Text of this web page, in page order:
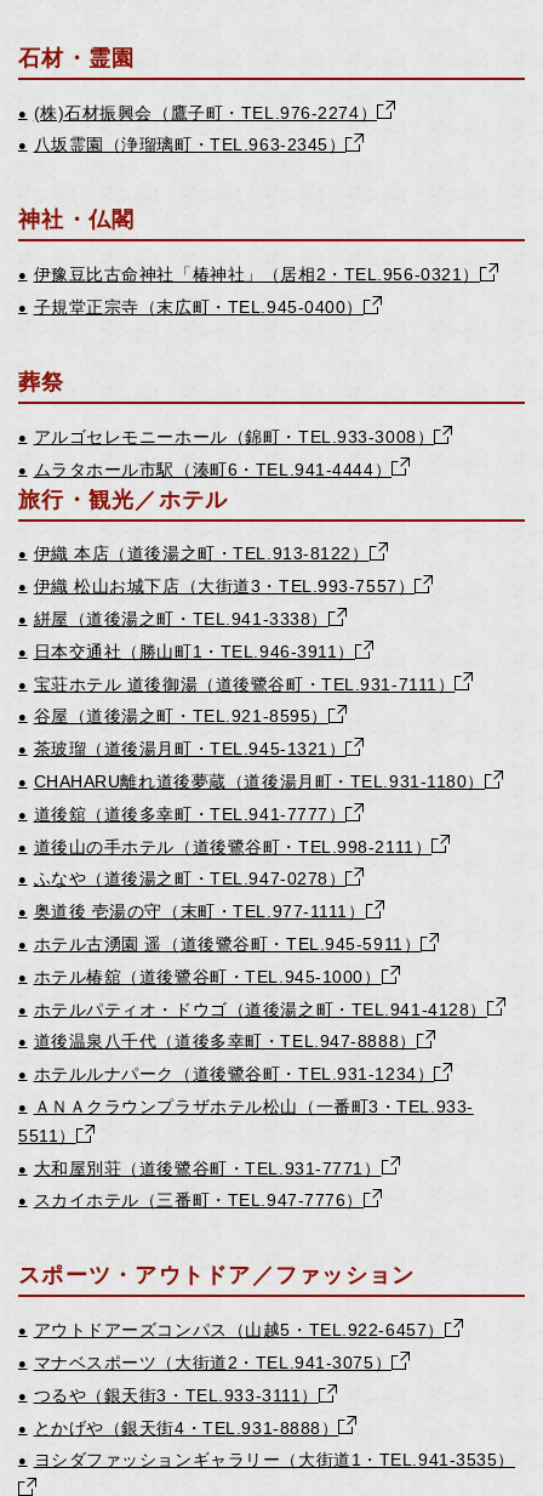
石材・霊園
● (株)石材振興会（鷹子町・TEL.976-2274）
● 八坂霊園（浄瑠璃町・TEL.963-2345）
神社・仏閣
● 伊豫豆比古命神社「椿神社」（居相2・TEL.956-0321）
● 子規堂正宗寺（末広町・TEL.945-0400）
葬祭
● アルゴセレモニーホール（錦町・TEL.933-3008）
● ムラタホール市駅（湊町6・TEL.941-4444）
旅行・観光／ホテル
● 伊織 本店（道後湯之町・TEL.913-8122）
● 伊織 松山お城下店（大街道3・TEL.993-7557）
● 絣屋（道後湯之町・TEL.941-3338）
● 日本交通社（勝山町1・TEL.946-3911）
● 宝荘ホテル 道後御湯（道後鷺谷町・TEL.931-7111）
● 谷屋（道後湯之町・TEL.921-8595）
● 茶玻瑠（道後湯月町・TEL.945-1321）
● CHAHARU離れ道後夢蔵（道後湯月町・TEL.931-1180）
● 道後舘（道後多幸町・TEL.941-7777）
● 道後山の手ホテル（道後鷺谷町・TEL.998-2111）
● ふなや（道後湯之町・TEL.947-0278）
● 奥道後 壱湯の守（末町・TEL.977-1111）
● ホテル古湧園 遥（道後鷺谷町・TEL.945-5911）
● ホテル椿舘（道後鷺谷町・TEL.945-1000）
● ホテルパティオ・ドウゴ（道後湯之町・TEL.941-4128）
● 道後温泉八千代（道後多幸町・TEL.947-8888）
● ホテルルナパーク（道後鷺谷町・TEL.931-1234）
●
ＡＮＡクラウンプラザホテル松山（一番町3・TEL.933-
5511）
● 大和屋別荘（道後鷺谷町・TEL.931-7771）
● スカイホテル（三番町・TEL.947-7776）
スポーツ・アウトドア／ファッション
● アウトドアーズコンパス（山越5・TEL.922-6457）
● マナベスポーツ（大街道2・TEL.941-3075）
● つるや（銀天街3・TEL.933-3111）
● とかげや（銀天街4・TEL.931-8888）
● ヨシダファッションギャラリー（大街道1・TEL.941-3535）